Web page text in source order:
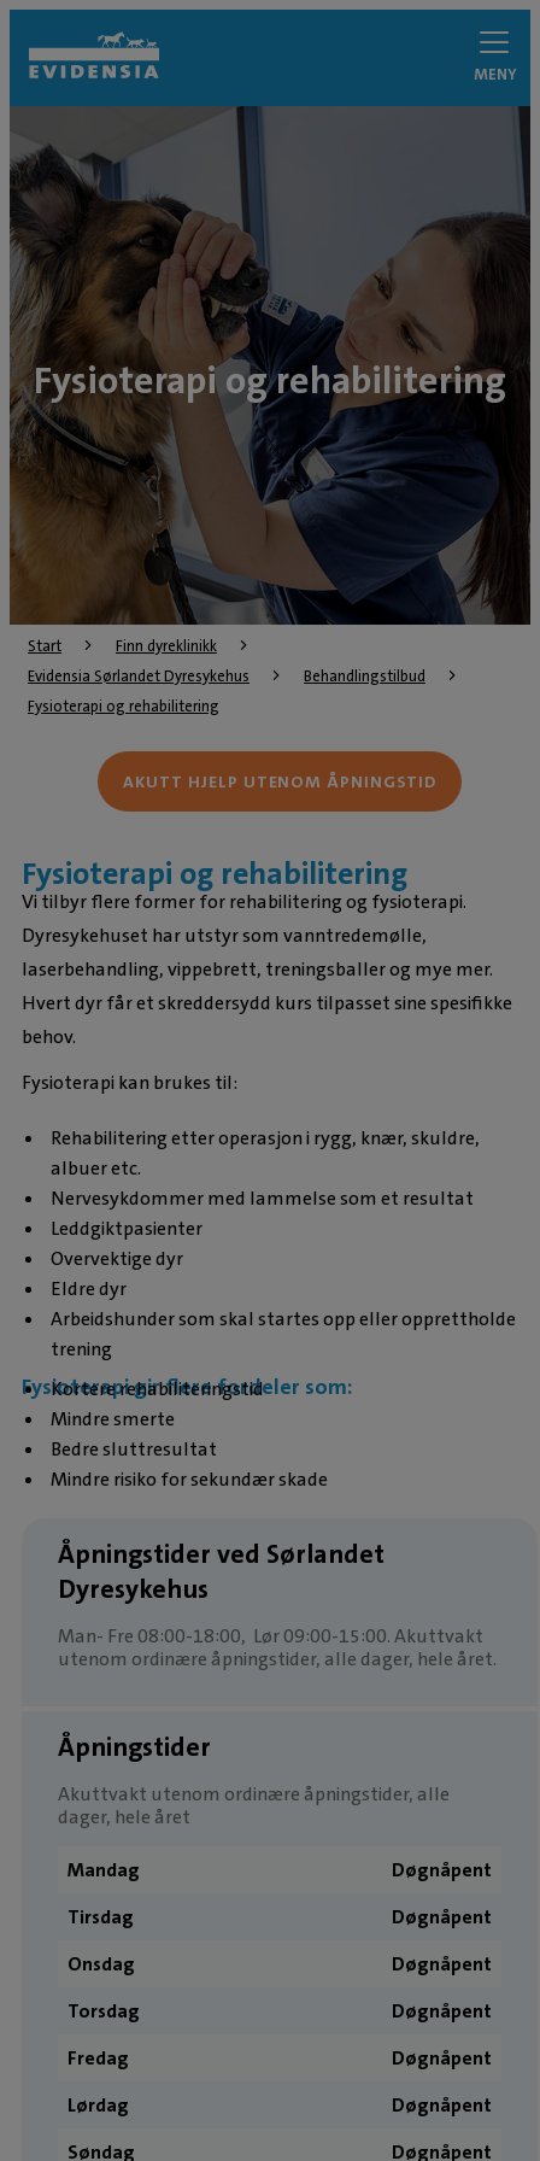
MENY
Fysioterapi og rehabilitering
Start
Finn dyreklinikk
Evidensia Sørlandet Dyresykehus
Behandlingstilbud
Fysioterapi og rehabilitering
Fysioterapi og rehabilitering
Vi tilbyr flere former for rehabilitering og fysioterapi.
Dyresykehuset har utstyr som vanntredemølle,
laserbehandling, vippebrett, treningsballer og mye mer.
Hvert dyr får et skreddersydd kurs tilpasset sine spesifikke
behov.
Fysioterapi kan brukes til:
Rehabilitering etter operasjon i rygg, knær, skuldre,
albuer etc.
Nervesykdommer med lammelse som et resultat
Leddgiktpasienter
Overvektige dyr
Eldre dyr
Arbeidshunder som skal startes opp eller opprettholde
trening
Fysioterapi gir flere fordeler som:
Kortere rehabiliteringstid
Mindre smerte
Bedre sluttresultat
Mindre risiko for sekundær skade
AKUTT HJELP UTENOM ÅPNINGSTID
Åpningstider ved Sørlandet
Dyresykehus
Man- Fre 08:00-18:00, Lør 09:00-15:00. Akuttvakt
utenom ordinære åpningstider, alle dager, hele året.
Åpningstider
Akuttvakt utenom ordinære åpningstider, alle
dager, hele året
Mandag
Døgnåpent
Tirsdag
Døgnåpent
Onsdag
Døgnåpent
Torsdag
Døgnåpent
Fredag
Døgnåpent
Lørdag
Døgnåpent
Søndag
Døgnåpent